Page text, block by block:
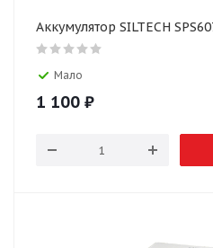
Аккумулятор SILTECH
Мало
1 100 ₽